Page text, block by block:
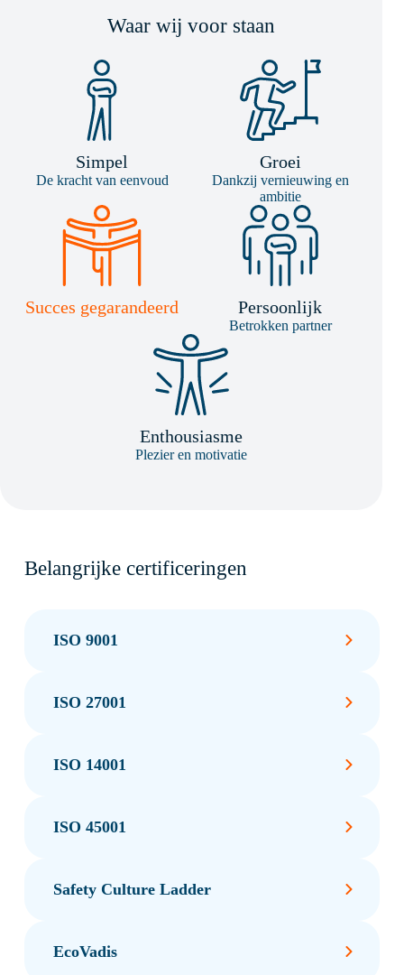
Waar wij voor staan
Simpel
De kracht van eenvoud
Groei
Dankzij vernieuwing en
ambitie
Succes gegarandeerd Persoonlijk
Betrokken partner
Enthousiasme
Plezier en motivatie
Belangrijke certificeringen
ISO 9001
ISO 27001
ISO 14001
ISO 45001
Safety Culture Ladder
EcoVadis